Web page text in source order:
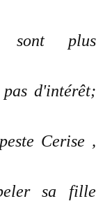
sont plus
pas d'intérêt;
Cerise ,
sa fille